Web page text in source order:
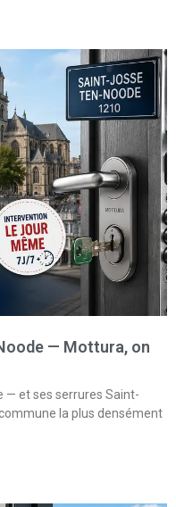
— Mottura, on
— et ses serrures Saint-
la plus densément